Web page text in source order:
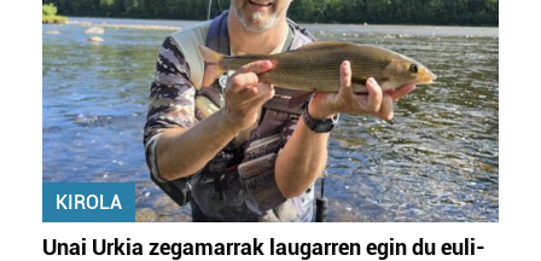
KIROLA
Unai Urkia zegamarrak laugarren egin du euli-